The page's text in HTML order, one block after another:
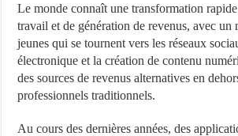
Le monde connaît une transformation
travail et de génération de revenus, avec un
jeunes qui se tournent vers les réseaux
électronique et la création de contenu
des sources de revenus alternatives en
professionnels traditionnels.
Au cours des dernières années, des